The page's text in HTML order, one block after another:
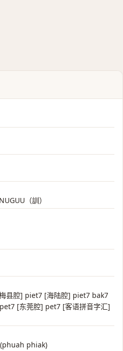
（訓）
县腔] piet7 [海陆腔] piet7 bak7
[东莞腔] pet7 [客语拼音字汇]
phiak)